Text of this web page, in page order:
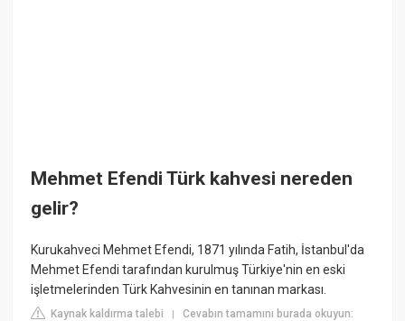
Mehmet Efendi Türk kahvesi nereden
gelir?
Kurukahveci Mehmet Efendi, 1871 yılında Fatih, İstanbul'da
Mehmet Efendi tarafından kurulmuş Türkiye'nin en eski
işletmelerinden Türk Kahvesinin en tanınan markası.
Kaynak kaldırma talebi |Cevabın tamamını burada okuyun: